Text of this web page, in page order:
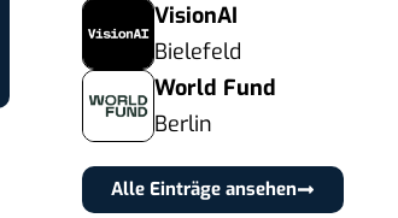
VisionAI
Bielefeld
World Fund
Berlin
Alle Einträge ansehen